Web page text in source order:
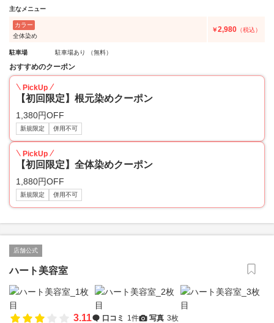
主なメニュー
カラー
全体染め
￥2,980 （税込）
駐車場 駐車場あり （無料）
おすすめのクーポン
PickUp
【初回限定】根元染めクーポン
1,380円OFF
新規限定 併用不可
PickUp
【初回限定】全体染めクーポン
1,880円OFF
新規限定 併用不可
店舗公式
ハート美容室
3.11 口コミ 1件 写真 3枚